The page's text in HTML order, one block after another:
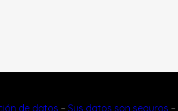
de datos – Sus datos son seguros –